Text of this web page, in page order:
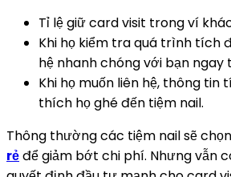
Tỉ lệ giữ card visit trong ví
Khi họ kiểm tra quá trình tích
hệ nhanh chóng với bạn ngay
Khi họ muốn liên hệ, thông tin
thích họ ghé đến tiệm nail.
Thông thường các tiệm nail sẽ chọn
rẻđể giảm bớt chi phí. Nhưng vẫn